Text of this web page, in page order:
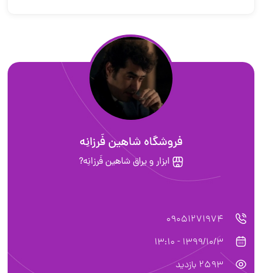
فروشگاه شاهین فَرزانِه
ابزار و یراق شاهین فَرزانِه?
09051271974
1399/10/3 - 13:10
2593 بازدید